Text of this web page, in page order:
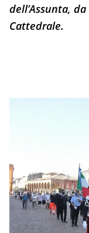
dell’Assunta,
Cattedrale.